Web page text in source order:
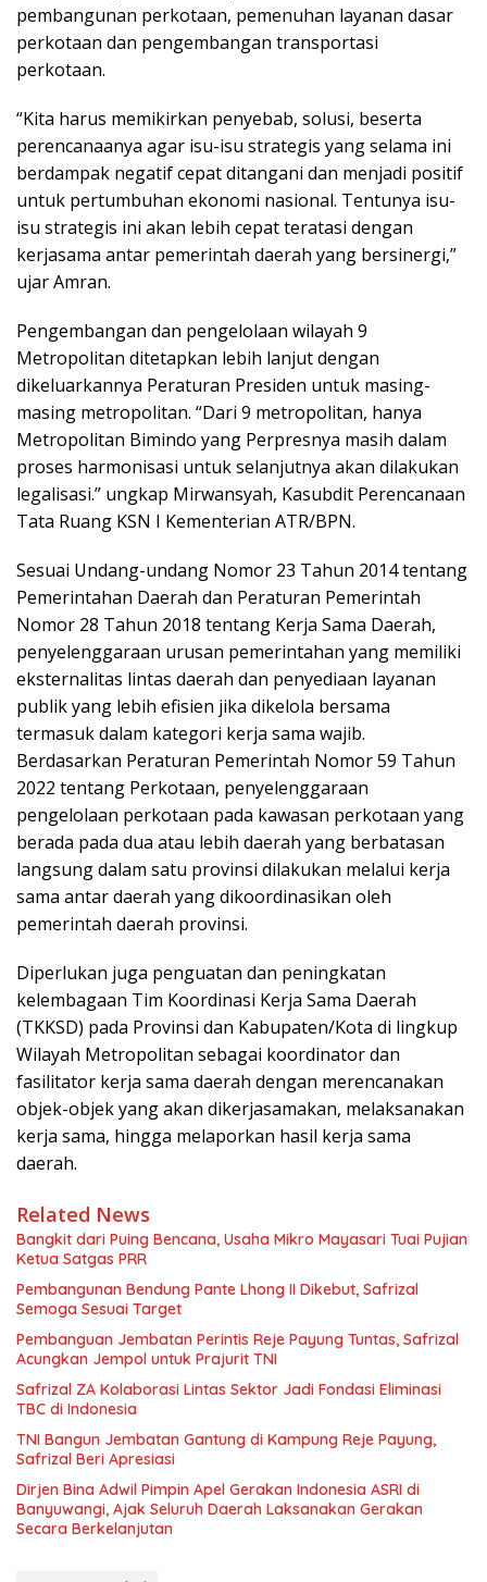
pembangunan perkotaan, pemenuhan layanan dasar
perkotaan dan pengembangan transportasi
perkotaan.
“Kita harus memikirkan penyebab, solusi, beserta
perencanaanya agar isu-isu strategis yang selama ini
berdampak negatif cepat ditangani dan menjadi positif
untuk pertumbuhan ekonomi nasional. Tentunya isu-
isu strategis ini akan lebih cepat teratasi dengan
kerjasama antar pemerintah daerah yang bersinergi,”
ujar Amran.
Pengembangan dan pengelolaan wilayah 9
Metropolitan ditetapkan lebih lanjut dengan
dikeluarkannya Peraturan Presiden untuk masing-
masing metropolitan. “Dari 9 metropolitan, hanya
Metropolitan Bimindo yang Perpresnya masih dalam
proses harmonisasi untuk selanjutnya akan dilakukan
legalisasi.” ungkap Mirwansyah, Kasubdit Perencanaan
Tata Ruang KSN I Kementerian ATR/BPN.
Sesuai Undang-undang Nomor 23 Tahun 2014 tentang
Pemerintahan Daerah dan Peraturan Pemerintah
Nomor 28 Tahun 2018 tentang Kerja Sama Daerah,
penyelenggaraan urusan pemerintahan yang memiliki
eksternalitas lintas daerah dan penyediaan layanan
publik yang lebih efisien jika dikelola bersama
termasuk dalam kategori kerja sama wajib.
Berdasarkan Peraturan Pemerintah Nomor 59 Tahun
2022 tentang Perkotaan, penyelenggaraan
pengelolaan perkotaan pada kawasan perkotaan yang
berada pada dua atau lebih daerah yang berbatasan
langsung dalam satu provinsi dilakukan melalui kerja
sama antar daerah yang dikoordinasikan oleh
pemerintah daerah provinsi.
Diperlukan juga penguatan dan peningkatan
kelembagaan Tim Koordinasi Kerja Sama Daerah
(TKKSD) pada Provinsi dan Kabupaten/Kota di lingkup
Wilayah Metropolitan sebagai koordinator dan
fasilitator kerja sama daerah dengan merencanakan
objek-objek yang akan dikerjasamakan, melaksanakan
kerja sama, hingga melaporkan hasil kerja sama
daerah.
Related News
Bangkit dari Puing Bencana, Usaha Mikro Mayasari Tuai Pujian
Ketua Satgas PRR
Pembangunan Bendung Pante Lhong II Dikebut, Safrizal
Semoga Sesuai Target
Pembanguan Jembatan Perintis Reje Payung Tuntas, Safrizal
Acungkan Jempol untuk Prajurit TNI
Safrizal ZA Kolaborasi Lintas Sektor Jadi Fondasi Eliminasi
TBC di Indonesia
TNI Bangun Jembatan Gantung di Kampung Reje Payung,
Safrizal Beri Apresiasi
Dirjen Bina Adwil Pimpin Apel Gerakan Indonesia ASRI di
Banyuwangi, Ajak Seluruh Daerah Laksanakan Gerakan
Secara Berkelanjutan